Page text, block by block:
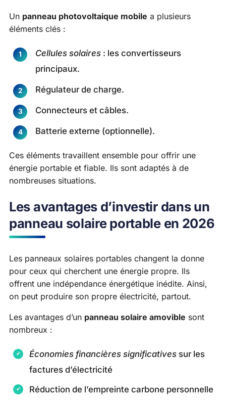
Un panneau photovoltaique mobile a plusieurs
éléments clés :
Cellules solaires : les convertisseurs
principaux.
Régulateur de charge.
Connecteurs et câbles.
Batterie externe (optionnelle).
Ces éléments travaillent ensemble pour offrir une
énergie portable et fiable. Ils sont adaptés à de
nombreuses situations.
Les avantages d’investir dans un
panneau solaire portable en 2026
Les panneaux solaires portables changent la donne
pour ceux qui cherchent une énergie propre. Ils
offrent une indépendance énergétique inédite. Ainsi,
on peut produire son propre électricité, partout.
Les avantages d’un panneau solaire amovible sont
nombreux :
Économies financières significatives sur les
factures d’électricité
Réduction de l’empreinte carbone personnelle